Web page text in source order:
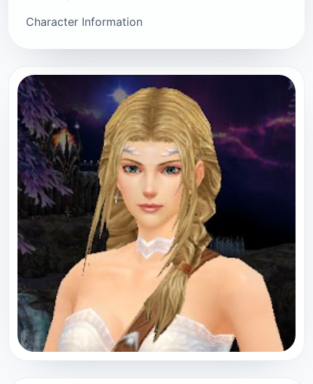
Character Information